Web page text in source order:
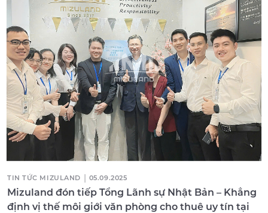
TIN TỨC MIZULAND | 05.09.2025
Mizuland đón tiếp Tổng Lãnh sự Nhật Bản – Khẳng
định vị thế môi giới văn phòng cho thuê uy tín tại